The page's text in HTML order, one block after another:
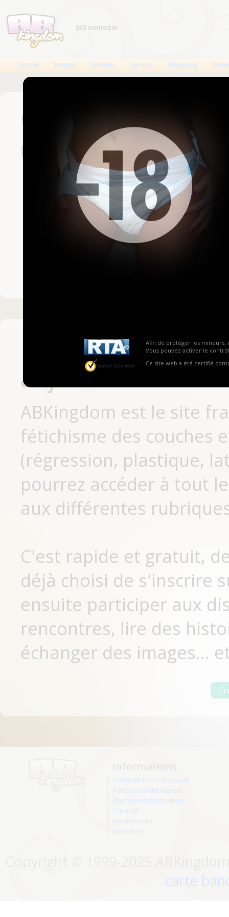
Afin de protéger les mineurs,
Vous pouvez activer le
Ce site web a été certifié
333 connectés
Accueil Images Forums Lecture Shopping
Connexion
Un compte est
Nom d'utilisateur
Mot de passe
Pas encore
aujourd'hui
ABKingdom est le site
fétichisme des couches
(régression, plastique,
pourrez accéder à tout
aux différentes
C'est rapide et gratuit,
déjà choisi de s'inscrire
ensuite participer aux
rencontres, lire des
échanger des images...
Informations
Guide de la communauté
A propos d'ABKingdom
Abonnements Premium
Publicité
Recrutement
Bannières
carte